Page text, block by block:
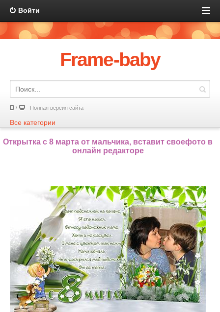
Войти
Frame-baby
Полная версия сайта
Все категории
Открытка с 8 марта от мальчика, вставит своефото в
онлайн редакторе